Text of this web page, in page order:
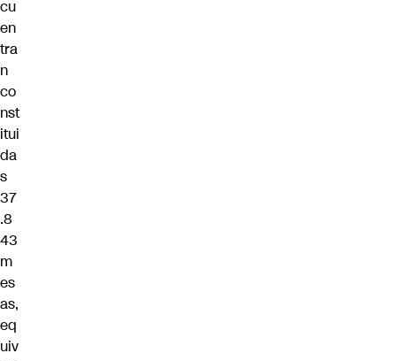
cu
en
tra
n
co
nst
itui
da
s
37
.8
43
m
es
as,
eq
uiv